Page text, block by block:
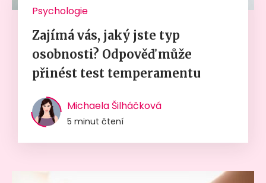
Psychologie
Zajímá vás, jaký jste typ
osobnosti? Odpověď může
přinést test temperamentu
Michaela Šilháčková
5 minut čtení